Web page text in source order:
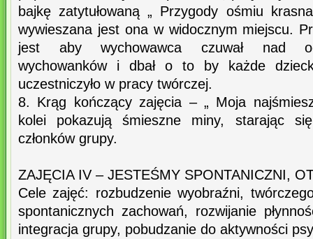
bajkę zatytułowaną „ Przygody ośmiu
wywieszana jest ona w widocznym miejscu.
jest aby wychowawca czuwał nad
wychowanków i dbał o to by każde
uczestniczyło w pracy twórczej.
8. Krąg kończący zajęcia – „ Moja
kolei pokazują śmieszne miny, starając się
członków grupy.
ZAJĘCIA IV – JESTEŚMY SPONTANICZNI,
Cele zajęć: rozbudzenie wyobraźni,
spontanicznych zachowań, rozwijanie
integracja grupy, pobudzanie do aktywności